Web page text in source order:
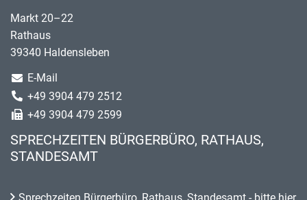
Markt 20–22
Rathaus
39340 Haldensleben
E-Mail
+49 3904 479 2512
+49 3904 479 2599
SPRECHZEITEN BÜRGERBÜRO, RATHAUS,
STANDESAMT
Sprechzeiten Bürgerbüro, Rathaus, Standesamt - bitte hier